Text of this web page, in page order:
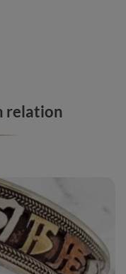
relation